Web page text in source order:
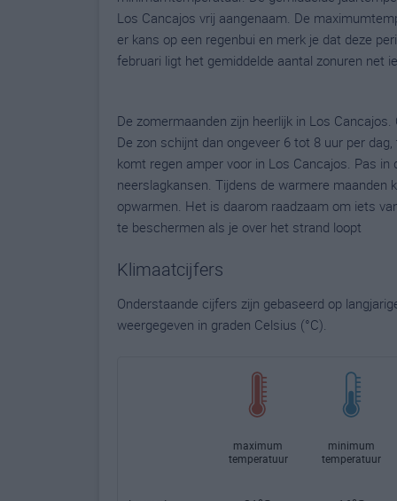
Los Cancajos vrij aangenaam. De
er kans op een regenbui en merk je dat deze
februari ligt het gemiddelde aantal zonuren net
De zomermaanden zijn heerlijk in Los
De zon schijnt dan ongeveer 6 tot 8 uur per
komt regen amper voor in Los Cancajos. Pas
neerslagkansen. Tijdens de warmere maanden
opwarmen. Het is daarom raadzaam om iets
te beschermen als je over het strand loopt
Klimaatcijfers
Onderstaande cijfers zijn gebaseerd op
weergegeven in graden Celsius (°C).
maximum
temperatuur
minimum
temperatuur